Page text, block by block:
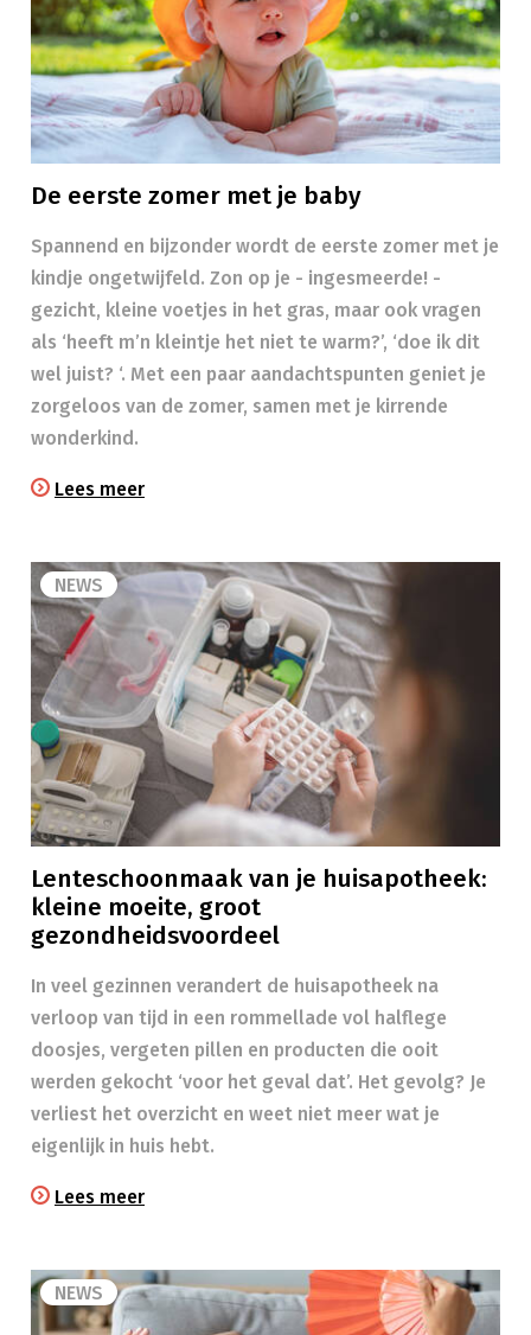
De eerste zomer met je baby
Spannend en bijzonder wordt de eerste zomer met je
kindje ongetwijfeld. Zon op je - ingesmeerde! -
gezicht, kleine voetjes in het gras, maar ook vragen
als ‘heeft m’n kleintje het niet te warm?’, ‘doe ik dit
wel juist? ‘. Met een paar aandachtspunten geniet je
zorgeloos van de zomer, samen met je kirrende
wonderkind.
Lees meer
NEWS
Lenteschoonmaak van je huisapotheek:
kleine moeite, groot
gezondheidsvoordeel
In veel gezinnen verandert de huisapotheek na
verloop van tijd in een rommellade vol halflege
doosjes, vergeten pillen en producten die ooit
werden gekocht ‘voor het geval dat’. Het gevolg? Je
verliest het overzicht en weet niet meer wat je
eigenlijk in huis hebt.
Lees meer
NEWS